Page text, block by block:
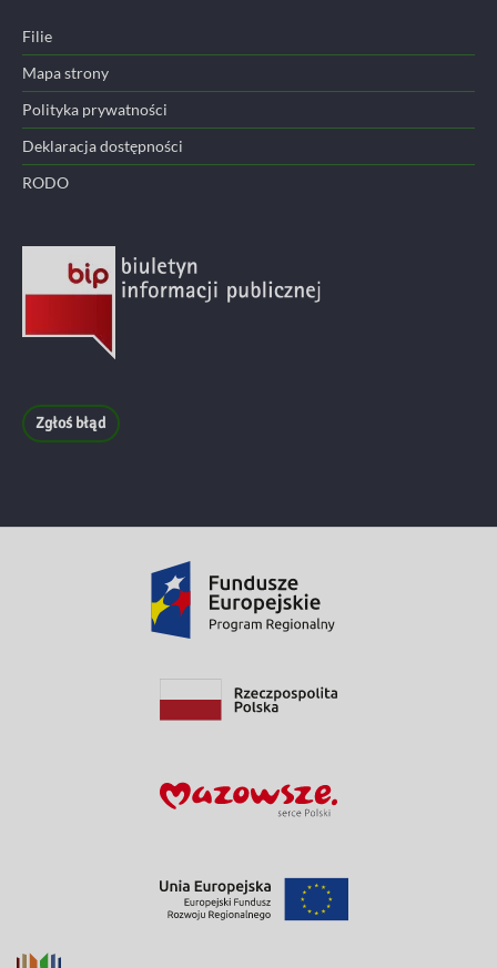
Filie
Mapa strony
Polityka prywatności
Deklaracja dostępności
RODO
Zgłoś błąd